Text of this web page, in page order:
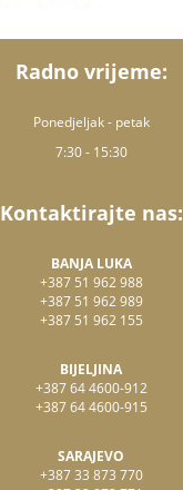
Radno vrijeme:
Ponedjeljak - petak
7:30 - 15:30
Kontaktirajte nas:
BANJA LUKA
+387 51 962 988
+387 51 962 989
+387 51 962 155
BIJELJINA
+387 64 4600-912
+387 64 4600-915
SARAJEVO
+387 33 873 770